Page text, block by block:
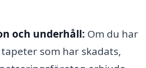
och underhåll: Om du har
som har skadats,